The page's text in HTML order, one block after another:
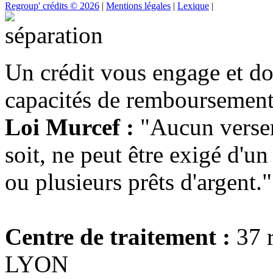
Regroup' crédits © 2026 Mentions légales Lexique
Un crédit vous engage et
capacités de
Loi Murcef : "Aucun
soit, ne peut être exigé
ou plusieurs prêts d'argent."
Centre de traitement : 37
LYON